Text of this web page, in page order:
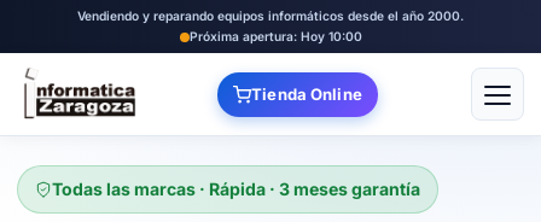
Vendiendo y reparando equipos informáticos desde el año 2000.
Próxima apertura: Hoy 10:00
Tienda Online Abrir
Todas las marcas · Rápida · 3 meses garantía